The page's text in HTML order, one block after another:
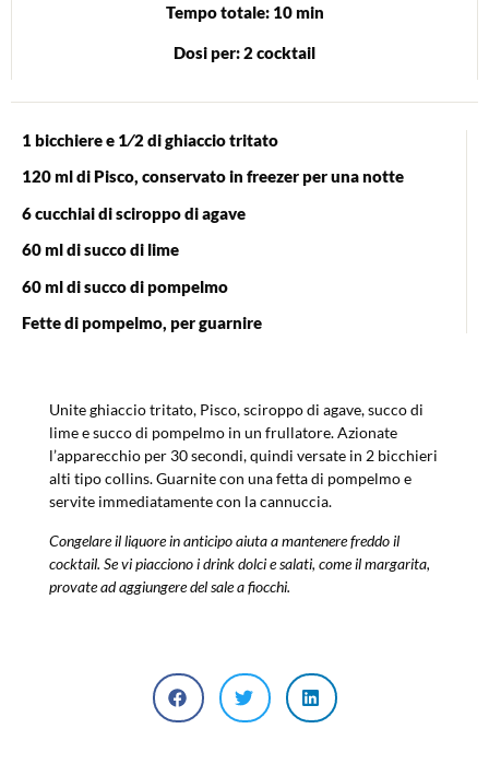
Tempo totale: 10 min
Dosi per: 2 cocktail
1 bicchiere e 1⁄2 di ghiaccio tritato
120 ml di Pisco, conservato in freezer per una notte
6 cucchiai di sciroppo di agave
60 ml di succo di lime
60 ml di succo di pompelmo
Fette di pompelmo, per guarnire
Unite ghiaccio tritato, Pisco, sciroppo di agave, succo di
lime e succo di pompelmo in un frullatore. Azionate
l’apparecchio per 30 secondi, quindi versate in 2 bicchieri
alti tipo collins. Guarnite con una fetta di pompelmo e
servite immediatamente con la cannuccia.
Congelare il liquore in anticipo aiuta a mantenere freddo il
cocktail. Se vi piacciono i drink dolci e salati, come il margarita,
provate ad aggiungere del sale a fiocchi.